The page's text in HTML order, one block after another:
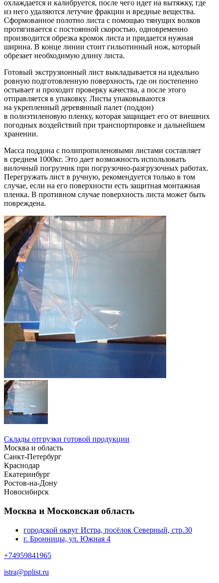
охлаждается и калибруется, после чего идет на вытяжку, где
из него удаляются летучие фракции и вредные вещества.
Сформованное полотно листа с помощью тянущих волков
протягивается с постоянной скоростью, одновременно
производится обрезка кромок листа и придается нужная
ширина. В конце линии стоит гильотинный нож, который
обрезает необходимую длину листа.
Готовый экструзионный лист выкладывается на идеально
ровную подготовленную поверхность, где он постепенно
остывает и проходит проверку качества, а после этого
отправляется в упаковку. Листы упаковываются
на укрепленный деревянный палет (поддон)
в полиэтиленовую пленку, которая защищает его от внешних
погодных воздействий при транспортировке и дальнейшем
хранении.
Масса поддона с полипропиленовыми листами составляет
в среднем 1000кг. Это дает возможность использовать
вилочный погрузчик при погрузочно-разгрузочных работах.
Перегружать лист в ручную, рекомендуется только в том
случае, если на его поверхности есть защитная монтажная
пленка. В противном случае поверхность листа может быть
повреждена.
Склады отгрузки готовой продукции
Москва и область
Санкт-Петербург
Краснодар
Екатеринбург
Ростов-на-Дону
Новосибирск
Москва и Московская область
городской округ Истра, посёлок Северный, стр.30
г. Бронницы, ул. Южная 4
+74959841965
istra@pplist.ru